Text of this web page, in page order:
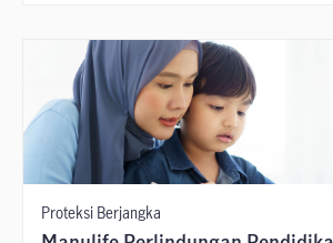
Proteksi Berjangka